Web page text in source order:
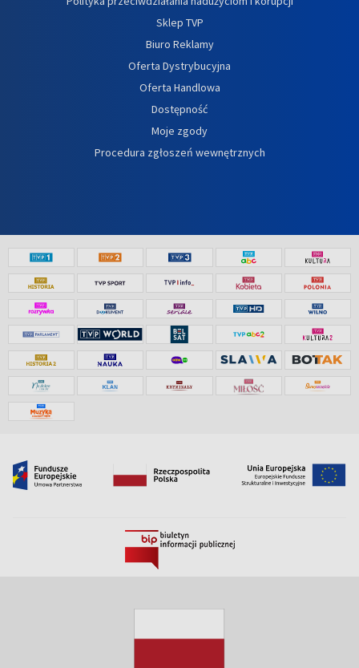
Sklep TVP
Biuro Reklamy
Oferta Dystrybucyjna
Oferta Handlowa
Dostępność
Moje zgody
Procedura zgłoszeń wewnętrznych